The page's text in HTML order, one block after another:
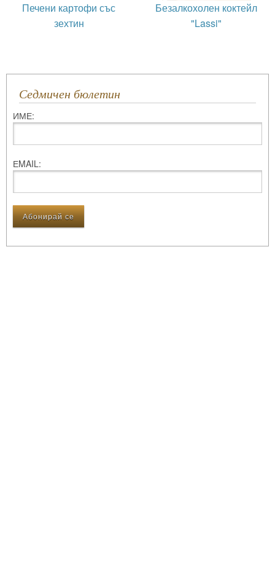
Печени картофи със
зехтин
Безалкохолен коктейл
"Lassi"
Седмичен бюлетин
ИМЕ:
ЕMAIL: